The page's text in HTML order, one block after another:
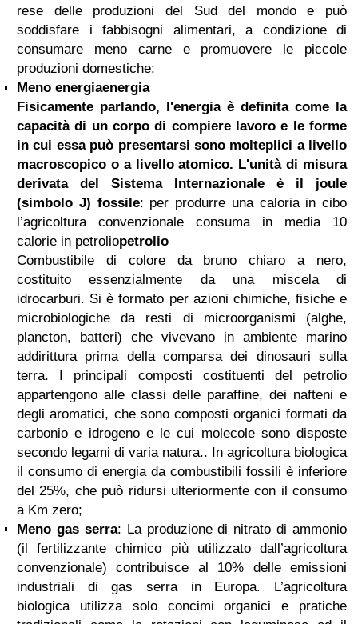
rese delle produzioni del Sud del mondo e può
soddisfare i fabbisogni alimentari, a condizione di
consumare meno carne e promuovere le piccole
produzioni domestiche;
Meno energiaenergia
Fisicamente parlando, l'energia è definita come la
capacità di un corpo di compiere lavoro e le forme
in cui essa può presentarsi sono molteplici a livello
macroscopico o a livello atomico. L'unità di misura
derivata del Sistema Internazionale è il joule
(simbolo J) fossile: per produrre una caloria in cibo
l’agricoltura convenzionale consuma in media 10
calorie in petroliopetrolio
Combustibile di colore da bruno chiaro a nero,
costituito essenzialmente da una miscela di
idrocarburi. Si è formato per azioni chimiche, fisiche e
microbiologiche da resti di microorganismi (alghe,
plancton, batteri) che vivevano in ambiente marino
addirittura prima della comparsa dei dinosauri sulla
terra. I principali composti costituenti del petrolio
appartengono alle classi delle paraffine, dei nafteni e
degli aromatici, che sono composti organici formati da
carbonio e idrogeno e le cui molecole sono disposte
secondo legami di varia natura.. In agricoltura biologica
il consumo di energia da combustibili fossili è inferiore
del 25%, che può ridursi ulteriormente con il consumo
a Km zero;
Meno gas serra: La produzione di nitrato di ammonio
(il fertilizzante chimico più utilizzato dall’agricoltura
convenzionale) contribuisce al 10% delle emissioni
industriali di gas serra in Europa. L’agricoltura
biologica utilizza solo concimi organici e pratiche